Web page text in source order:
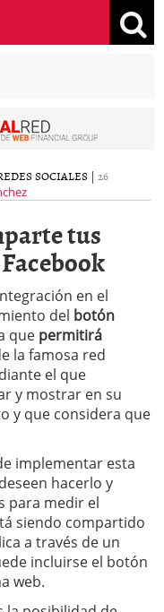
SOCIALES | 26
tus
en el
del botón
que permitirá
la famosa red
el que
y mostrar en su
y que considera que
implementar esta
hacerlo y
para medir el
siendo compartido
a través de un
incluirse el botón
web.